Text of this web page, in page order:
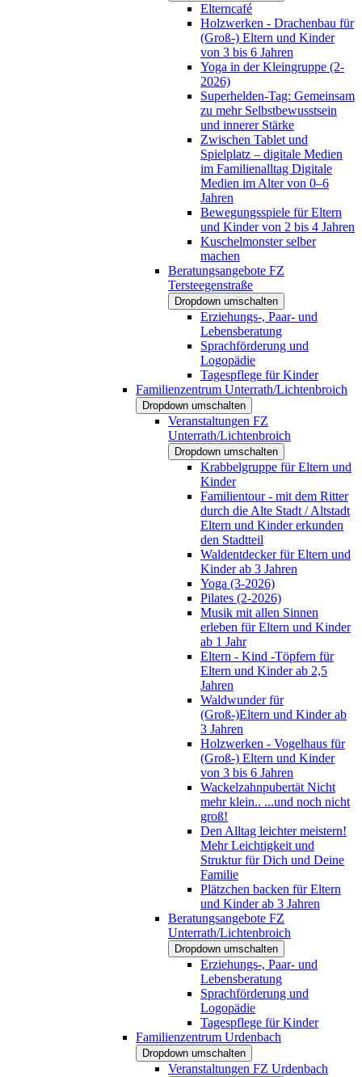
Elterncafé
Holzwerken - Drachenbau für
(Groß-) Eltern und Kinder
von 3 bis 6 Jahren
Yoga in der Kleingruppe (2-
2026)
Superhelden-Tag: Gemeinsam
zu mehr Selbstbewusstsein
und innerer Stärke
Zwischen Tablet und
Spielplatz – digitale Medien
im Familienalltag Digitale
Medien im Alter von 0–6
Jahren
Bewegungsspiele für Eltern
und Kinder von 2 bis 4 Jahren
Kuschelmonster selber
machen
Beratungsangebote FZ
Tersteegenstraße
Dropdown umschalten
Erziehungs-, Paar- und
Lebensberatung
Sprachförderung und
Logopädie
Tagespflege für Kinder
Familienzentrum Unterrath/Lichtenbroich
Dropdown umschalten
Veranstaltungen FZ
Unterrath/Lichtenbroich
Dropdown umschalten
Krabbelgruppe für Eltern und
Kinder
Familientour - mit dem Ritter
durch die Alte Stadt / Altstadt
Eltern und Kinder erkunden
den Stadtteil
Waldentdecker für Eltern und
Kinder ab 3 Jahren
Yoga (3-2026)
Pilates (2-2026)
Musik mit allen Sinnen
erleben für Eltern und Kinder
ab 1 Jahr
Eltern - Kind -Töpfern für
Eltern und Kinder ab 2,5
Jahren
Waldwunder für
(Groß-)Eltern und Kinder ab
3 Jahren
Holzwerken - Vogelhaus für
(Groß-) Eltern und Kinder
von 3 bis 6 Jahren
Wackelzahnpubertät Nicht
mehr klein.. ...und noch nicht
groß!
Den Alltag leichter meistern!
Mehr Leichtigkeit und
Struktur für Dich und Deine
Familie
Plätzchen backen für Eltern
und Kinder ab 3 Jahren
Beratungsangebote FZ
Unterrath/Lichtenbroich
Dropdown umschalten
Erziehungs-, Paar- und
Lebensberatung
Sprachförderung und
Logopädie
Tagespflege für Kinder
Familienzentrum Urdenbach
Dropdown umschalten
Veranstaltungen FZ Urdenbach